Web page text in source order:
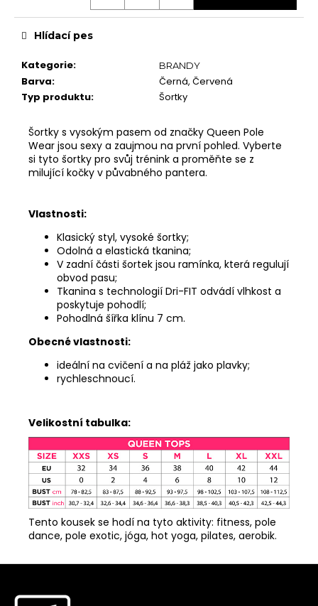
9" Heel (Infinity)
KONTAKTY
MĚNA (CZK)
EUR
PŘIHLÁŠENÍ
Kategorie: BRANDY
Barva:
Černá, Červená
Typ produktu: Šortky
Hlídací pes
Šortky s vysokým pasem od značky Queen Pole
Wear jsou sexy a zaujmou na první pohled. Vyberte
si tyto šortky pro svůj trénink a proměňte se z
milující kočky v půvabného pantera.
Vlastnosti:
Klasický styl, vysoké šortky;
Odolná a elastická tkanina;
V zadní části šortek jsou ramínka, která regulují
obvod pasu;
Tkanina s technologií Dri-FIT odvádí vlhkost a
poskytuje pohodlí;
Pohodlná šířka klínu 7 cm.
Obecné vlastnosti:
ideální na cvičení a na pláž jako plavky;
rychleschnoucí.
Velikostní tabulka:
Tento kousek se hodí na tyto aktivity: fitness, pole
dance, pole exotic, jóga, hot yoga, pilates, aerobik.